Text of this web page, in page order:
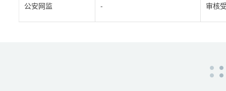
公安网监 - 审核